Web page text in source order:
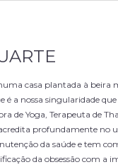
casa plantada à beira
é a nossa singularidade
de Yoga, Terapeuta de
acredita profundamente no
da saúde e tem
da obsessão com a